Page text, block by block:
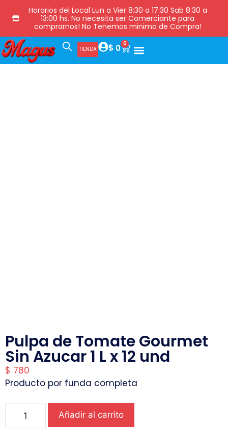
Horarios del Local Lun a Vier 8:30 a 17:30 Sab 8:30 a
13:00 hs. No necesita ser Comerciante para
comprarnos! No Tenemos minimo de Compra!
TIENDA $ 0 0
Pulpa de Tomate Gourmet
Sin Azucar 1 L x 12 und
$ 780
Producto por funda completa
Añadir al carrito